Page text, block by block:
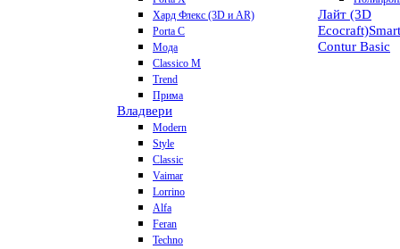
Хард Флекс (3D и AR)
Porta C
Мода
Classico M
Trend
Прима
Владвери
Modern
Style
Classic
Vaimar
Lorrino
Alfa
Feran
Techno
Лайт (3D
Ecocraft)Smart
Contur Basic